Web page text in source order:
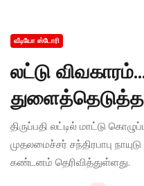
வீடியோ ஸ்டோரி
லட்டு
திருப்பதி லட்டில் மாட்டு
முதலமைச்சர் சந்திரபாபு
கண்டனம் தெரிவித்துள்ளது.